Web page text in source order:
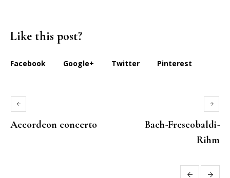
Like this post?
Facebook Google+ Twitter Pinterest
Accordeon concerto
Bach-Frescobaldi-
Rihm